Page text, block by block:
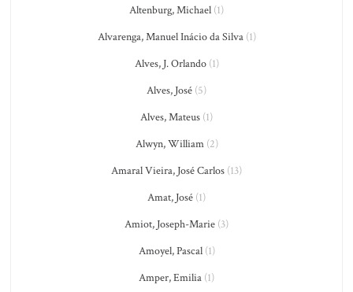
Altenburg, Michael (1)
Alvarenga, Manuel Inácio da Silva(1)
Alves, J. Orlando(1)
Alves, José (5)
Alves, Mateus (1)
Alwyn, William(2)
Amaral Vieira, José Carlos (13)
Amat, José (1)
Amiot, Joseph-Marie (3)
Amoyel, Pascal(1)
Amper, Emilia (1)